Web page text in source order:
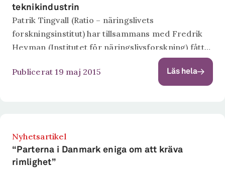
teknikindustrin
Patrik Tingvall (Ratio – näringslivets
forskningsinstitut) har tillsammans med Fredrik
Heyman (Institutet för näringslivsforskning) fått
artikeln The Dynamics of Offshoring and
Institutions publicerad i The B.E. Journal of
Economic Analysis and Policy. Resultaten från
Publicerat 19 maj 2015 Läs hela
Nyhetsartikel
“Parterna i Danmark eniga om att kräva
rimlighet”